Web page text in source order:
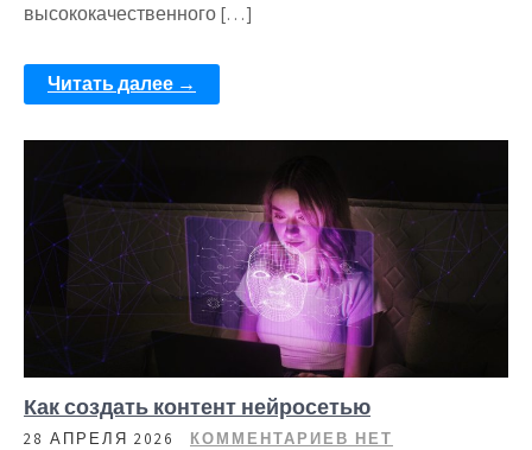
высококачественного […]
Читать далее →
Как создать контент нейросетью
28 АПРЕЛЯ 2026 КОММЕНТАРИЕВ НЕТ